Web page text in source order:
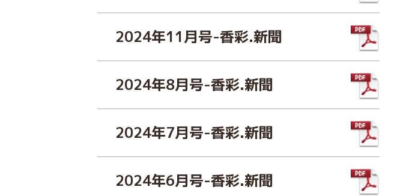
2024年11月号-香彩.新聞
2024年8月号-香彩.新聞
2024年7月号-香彩.新聞
2024年6月号-香彩.新聞